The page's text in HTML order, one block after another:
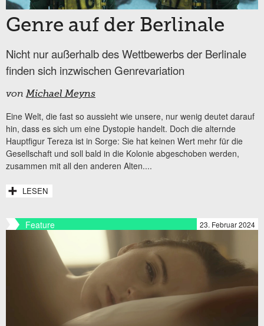
Genre auf der Berlinale
Nicht nur außerhalb des Wettbewerbs der Berlinale
finden sich inzwischen Genrevariation
vonMichael Meyns
Eine Welt, die fast so aussieht wie unsere, nur wenig deutet darauf
hin, dass es sich um eine Dystopie handelt. Doch die alternde
Hauptfigur Tereza ist in Sorge: Sie hat keinen Wert mehr für die
Gesellschaft und soll bald in die Kolonie abgeschoben werden,
zusammen mit all den anderen Alten....
LESEN
Feature 23. Februar 2024